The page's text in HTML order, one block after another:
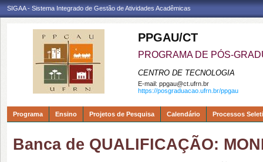
SIGAA - Sistema Integrado de Gestão de Atividades Acadêmicas
PPGAU/CT
PROGRAMA DE PÓS-
CENTRO DE TECNOLOGIA
E-mail: ppgau@ct.ufrn.br
https://posgraduacao.ufrn.br/ppgau
Programa Ensino Projetos de Pesquisa Calendário Processos
Banca de QUALIFICAÇÃO: